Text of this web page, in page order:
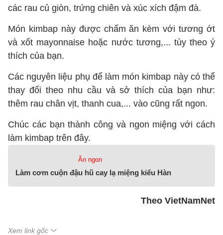
các rau củ giòn, trứng chiên và xúc xích đậm đà.
Món kimbap này được chấm ăn kèm với tương ớt
và xốt mayonnaise hoặc nước tương,... tùy theo ý
thích của bạn.
Các nguyên liệu phụ để làm món kimbap này có thể
thay đổi theo nhu cầu và sở thích của bạn như:
thêm rau chân vịt, thanh cua,... vào cũng rất ngon.
Chúc các bạn thành công và ngon miệng với cách
làm kimbap trên đây.
Ăn ngon
Làm cơm cuộn đậu hũ cay lạ miệng kiểu Hàn
Theo VietNamNet
Xem link gốc